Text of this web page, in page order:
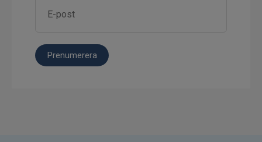
Prenumerera